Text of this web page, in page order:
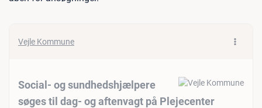
Vejle Kommune
Social- og sundhedshjælpere
søges til dag- og aftenvagt på Plejecenter